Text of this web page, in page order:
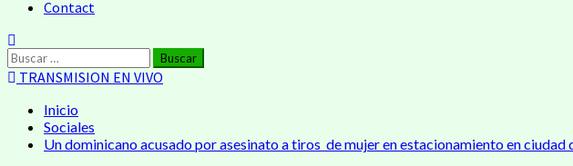
Contact
Buscar:
TRANSMISION EN VIVO
Inicio
Sociales
Un dominicano acusado por asesinato a tiros de mujer en estacionamiento en ciudad